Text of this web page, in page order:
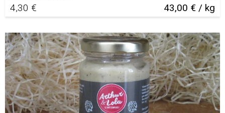
4,30 € 43,00 € / kg